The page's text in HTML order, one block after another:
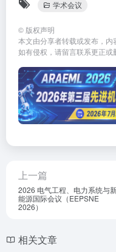
学术会议
© 版权声明
本文由分享者转载或发布，内
如有侵权，请留言联系更正或
上一篇
2026 电气工程、电力系统与
能源国际会议（EEPSNE
2026）
相关文章